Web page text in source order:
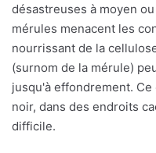
désastreuses à moyen
mérules menacent les
nourrissant de la
(surnom de la mérule)
jusqu'à effondrement.
noir, dans des endroits
difficile.